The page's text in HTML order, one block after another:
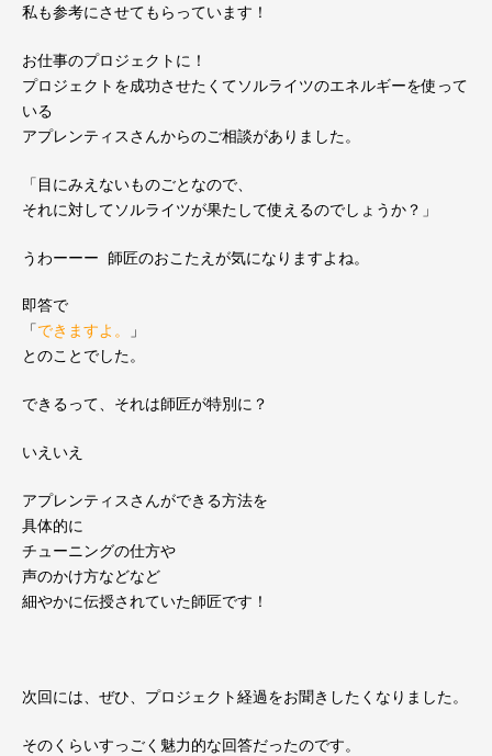
私も参考にさせてもらっています！
お仕事のプロジェクトに！
プロジェクトを成功させたくてソルライツのエネルギーを使って
いる
アプレンティスさんからのご相談がありました。
「目にみえないものごとなので、
それに対してソルライツが果たして使えるのでしょうか？」
うわーーー 師匠のおこたえが気になりますよね。
即答で
「できますよ。
」
とのことでした。
できるって、それは師匠が特別に？
いえいえ
アプレンティスさんができる方法を
具体的に
チューニングの仕方や
声のかけ方などなど
細やかに伝授されていた師匠です！
次回には、ぜひ、プロジェクト経過をお聞きしたくなりました。
そのくらいすっごく魅力的な回答だったのです。